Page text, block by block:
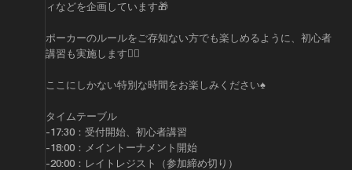
ィなどを企画しています🎁
ポーカーのルールをご存知ない方でも楽しめるように、初心者
講習も実施します🙆‍♂️
​ここにしかない特別な時間をお楽しみください♠️
​タイムテーブル
​-17:30：受付開始、初心者講習
​-18:00：メイントーナメント開始
​-20:00：レイトレジスト（参加締め切り）